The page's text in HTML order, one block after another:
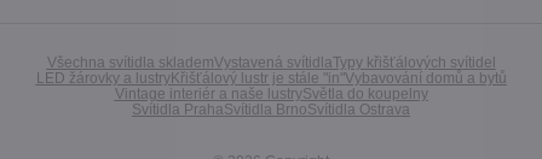
Všechna svítidla sklademVystavená svítidlaTypy křišťálových svítidel
LED žárovky a lustryKřišťálový lustr je stále "in"Vybavování domů a bytů
Vintage interiér a naše lustrySvětla do koupelny
Svítidla PrahaSvítidla BrnoSvítidla Ostrava